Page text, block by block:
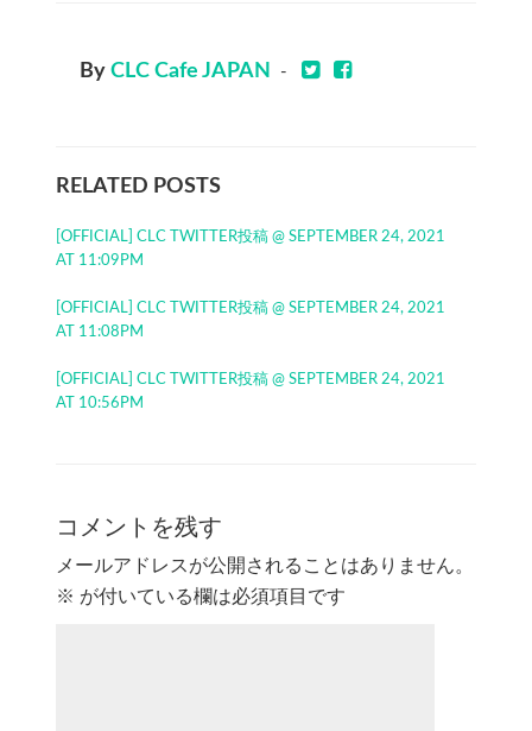
By CLC Cafe JAPAN -
RELATED POSTS
[OFFICIAL] CLC TWITTER投稿 @ SEPTEMBER 24, 2021
AT 11:09PM
[OFFICIAL] CLC TWITTER投稿 @ SEPTEMBER 24, 2021
AT 11:08PM
[OFFICIAL] CLC TWITTER投稿 @ SEPTEMBER 24, 2021
AT 10:56PM
コメントを残す
メールアドレスが公開されることはありません。
※ が付いている欄は必須項目です